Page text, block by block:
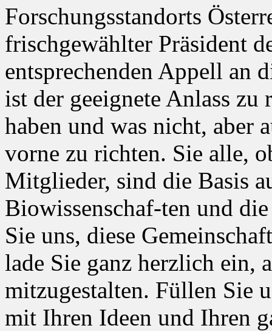
Forschungsstandorts
frischgewählter Präsident
entsprechenden Appell an
ist der geeignete Anlass
haben und was nicht, aber
vorne zu richten. Sie alle,
Mitglieder, sind die Basis
Biowissenschaf-ten und
Sie uns, diese
lade Sie ganz herzlich ein,
mitzugestalten. Füllen Sie
mit Ihren Ideen und Ihren